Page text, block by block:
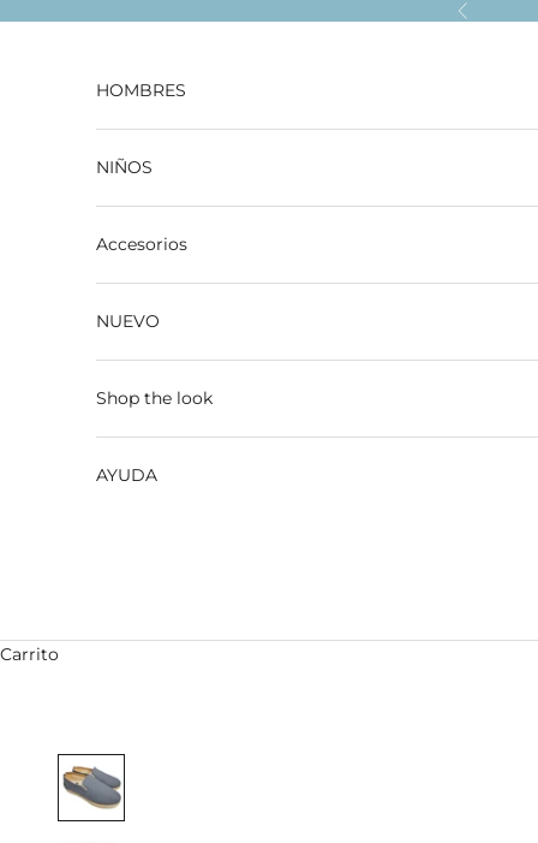
Anterior
HOMBRES
NIÑOS
Accesorios
NUEVO
Shop the look
AYUDA
Carrito